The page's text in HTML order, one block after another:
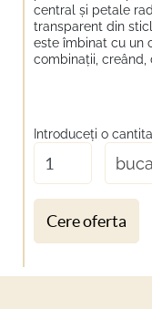
central și petale
transparent din
este îmbinat cu un
combinații, creând,
Introduceţi o
Cere oferta